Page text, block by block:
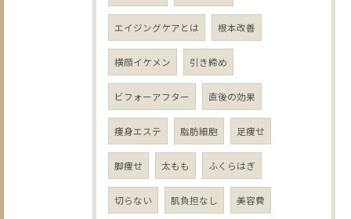
エイジングケアとは 根本改善
横顔イケメン 引き締め
ビフォーアフター 直後の効果
痩身エステ 脂肪細胞 足痩せ
脚痩せ 太もも ふくらはぎ
切らない 肌負担なし 美容費